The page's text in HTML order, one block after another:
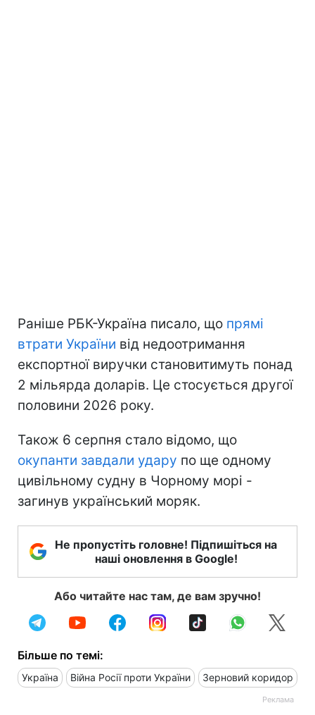
Раніше РБК-Україна писало, що прямі
втрати України від недоотримання
експортної виручки становитимуть понад
2 мільярда доларів. Це стосується другої
половини 2026 року.
Також 6 серпня стало відомо, що
окупанти завдали удару по ще одному
цивільному судну в Чорному морі -
загинув український моряк.
Не пропустіть головне! Підпишіться на
наші оновлення в Google!
Або читайте нас там, де вам зручно!
Більше по темі:
Україна Війна Росії проти України Зерновий коридор